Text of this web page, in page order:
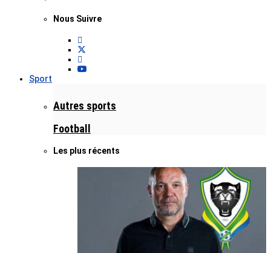
Nous Suivre
Sport
Autres sports
Football
Les plus récents